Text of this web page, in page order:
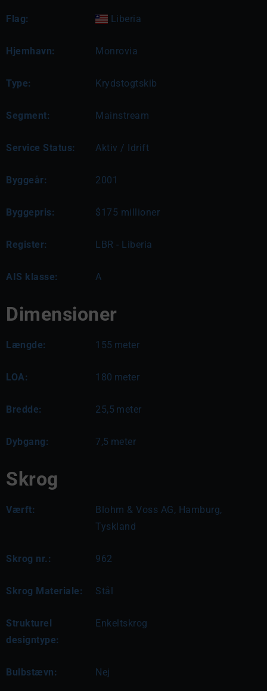
Flag: Liberia
Hjemhavn: Monrovia
Type: Krydstogtskib
Segment: Mainstream
Service Status: Aktiv / Idrift
Byggeår: 2001
Byggepris: $175 millioner
Register: LBR - Liberia
AIS klasse: A
Dimensioner
Længde: 155 meter
LOA: 180 meter
Bredde: 25,5 meter
Dybgang: 7,5 meter
Skrog
Værft:
Blohm & Voss AG, Hamburg,
Tyskland
Skrog nr.: 962
Skrog Materiale: Stål
Strukturel
designtype:
Enkeltskrog
Bulbstævn: Nej